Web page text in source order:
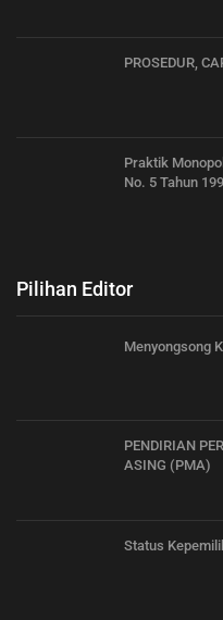
PROSEDUR,
Praktik
No. 5 Tahun
Pilihan Editor
Menyongsong
PENDIRIAN
ASING (PMA)
Status